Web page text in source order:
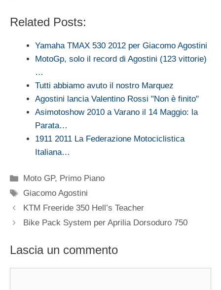
Related Posts:
Yamaha TMAX 530 2012 per Giacomo Agostini
MotoGp, solo il record di Agostini (123 vittorie)
…
Tutti abbiamo avuto il nostro Marquez
Agostini lancia Valentino Rossi "Non è finito"
Asimotoshow 2010 a Varano il 14 Maggio: la
Parata…
1911 2011 La Federazione Motociclistica
Italiana…
Categorie
Moto GP, Primo Piano
Tag
Giacomo Agostini
KTM Freeride 350 Hell’s Teacher
Bike Pack System per Aprilia Dorsoduro 750
Lascia un commento